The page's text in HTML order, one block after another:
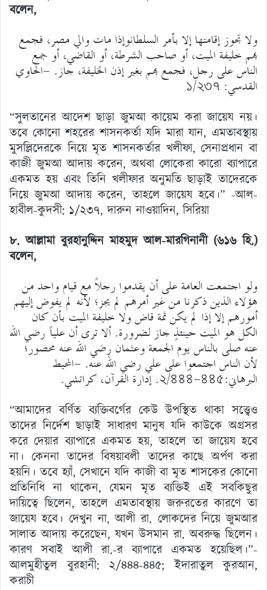
বলেন,
ولا تجوز إقامتها إلا بأمر السلطانوإذا مات والي مصر، فجمع
بهم خليفة الميت، أو صاحب الشرطة، أو القاضي، أو جمع
الناس على رجل، فجمع بهم بغير إذن الخليفة، جاز. -الحاوي
القدسي: ১/২৩৭
“সুলতানের আদেশ ছাড়া জুমআ কায়েম করা জায়েয নয়।
তবে কোনো শহরের শাসনকর্তা যদি মারা যান, এমতাবস্থায়
মুসল্লিদেরকে নিয়ে মৃত শাসনকর্তার খলীফা, সেনাপ্রধান বা
কাজী জুমআ আদায় করেন, অথবা লোকেরা কারো ব্যাপারে
একমত হয় এবং তিনি খলীফার অনুমতি ছাড়াই তাদেরকে
নিয়ে জুমআ আদায় করেন, তাহলে জায়েয হবে।” -আল-
হাবীল-কুদসী: ১/২৩৭, দারুন নাওয়াদিন, সিরিয়া
৮. আল্লামা বুরহানুদ্দিন মাহমুদ আল-মারগিনানী (৬১৬ হি.)
বলেন,
ولو اجتمعت العامة على أن يقدموا رجلاً مع قيام واحد من
هؤلاء الذين ذكرنا من غير أمرهم لم يجز؛ لأنه لم يفوض إليهم
أمورهم إلا إذا لم يكن ثمة قاض ولا خليفة الميت بأن كان
الكل هو الميت حينئذٍ جاز لضرورة. ألا ترى أن علياً رضي الله
عنه صلى بالناس يوم الجمعة وعثمان رضي الله عنه محصور؛
لأن الناس اجتمعوا على علي رضي الله عنه. -المحيط
البرهاني:২/৪৪৪-৪৪৫. إدارة القرآن، كراتشي.
“আমাদের বর্ণিত ব্যক্তিবর্গের কেউ উপস্থিত থাকা সত্ত্বেও
তাদের নির্দেশ ছাড়াই সাধারণ মানুষ যদি কাউকে অগ্রসর
করে দেয়ার ব্যাপারে একমত হয়, তাহলে তা জায়েয হবে
না। কেননা তাদের বিষয়াবলী তাদের কাছে অর্পণ করা
হয়নি। তবে হ্যাঁ, সেখানে যদি কাজী বা মৃত শাসকের কোনো
প্রতিনিধি না থাকেন, যেমন মৃত ব্যক্তিই এই সবকিছুর
দায়িত্বে ছিলেন, তাহলে এমতাবস্থায় জরুরতের কারণে তা
জায়েয হবে। দেখুন না, আলী রা. লোকদের নিয়ে জুমআর
সালাত আদায় করেছেন, যখন উসমান রা. অবরুদ্ধ ছিলেন।
কারণ সবাই আলী রা.-র ব্যাপারে একমত হয়েছিল।”-
আলমুহীতুল বুরহানী: ২/৪৪৪-৪৪৫; ইদারাতুল কুরআন,
করাচী